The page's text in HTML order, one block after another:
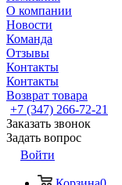
О компании
Новости
Команда
Отзывы
Контакты
Контакты
Возврат товара
+7 (347) 266-72-21
Заказать звонок
Задать вопрос
Войти